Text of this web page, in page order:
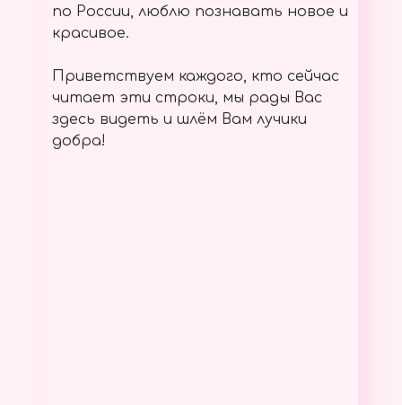
по России, люблю познавать новое и
красивое.
Приветствуем каждого, кто сейчас
читает эти строки, мы рады Вас
здесь видеть и шлём Вам лучики
добра!